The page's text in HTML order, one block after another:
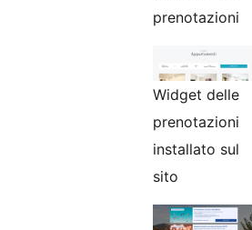
prenotazioni
Widget delle
prenotazioni
installato sul
sito